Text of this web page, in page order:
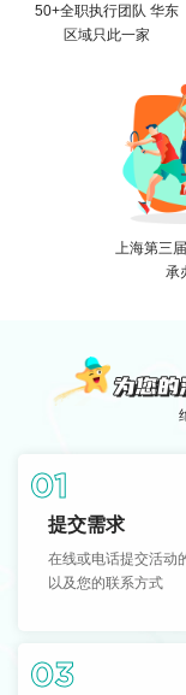
50+全职执行团队 华东
区域只此一家
上海第三
承
01
提交需求
在线或电话提交活动
以及您的联系方式
03